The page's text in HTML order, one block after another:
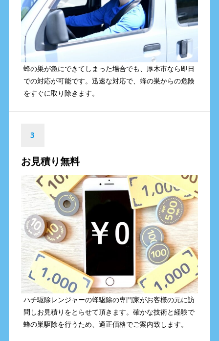
蜂の巣が急にできてしまった場合でも、厚木市なら即日
での対応が可能です。迅速な対応で、蜂の巣からの危険
をすぐに取り除きます。
3
お見積り無料
ハチ駆除レンジャーの蜂駆除の専門家がお客様の元に訪
問しお見積りをとらせて頂きます。確かな技術と経験で
蜂の巣駆除を行うため、適正価格でご案内致します。